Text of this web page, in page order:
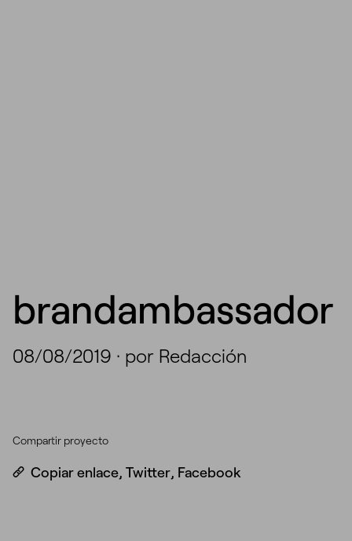
brandambassador
08/08/2019 · por Redacción
Compartir proyecto
Copiar enlace, Twitter, Facebook